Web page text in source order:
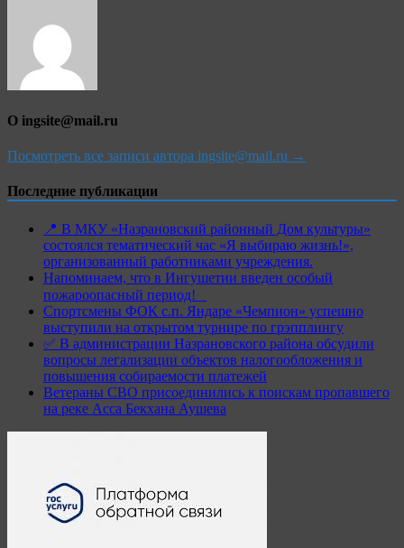
О ingsite@mail.ru
Посмотреть все записи автора ingsite@mail.ru →
Последние публикации
📍 В МКУ «Назрановский районный Дом культуры»
состоялся тематический час «Я выбираю жизнь!»,
организованный работниками учреждения.
Напоминаем, что в Ингушетии введен особый
пожароопасный период!⁣⁣⠀
Спортсмены ФОК с.п. Яндаре «Чемпион» успешно
выступили на открытом турнире по грэпплингу
✅ В администрации Назрановского района обсудили
вопросы легализации объектов налогообложения и
повышения собираемости платежей
Ветераны СВО присоединились к поискам пропавшего
на реке Асса Бекхана Аушева